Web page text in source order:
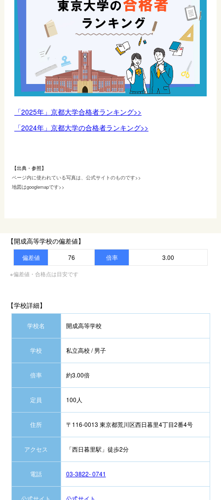
「2025年」京都大学合格者ランキング>>
「2024年」京都大学の合格者ランキング>>
【出典・参照】
ページ内に使われている写真は、公式サイトのものです>>
地図はgooglemapです>>
【開成高等学校の偏差値】
偏差値 76 倍率 3.00
※偏差値・合格点は目安です
【学校詳細】
学校名 開成高等学校
学校 私立高校 / 男子
倍率 約3.00倍
定員 100人
住所 〒116-0013 東京都荒川区西日暮里4丁目2番4号
アクセス 「西日暮里駅」徒歩2分
電話 03-3822- 0741
公式サイト 公式サイト